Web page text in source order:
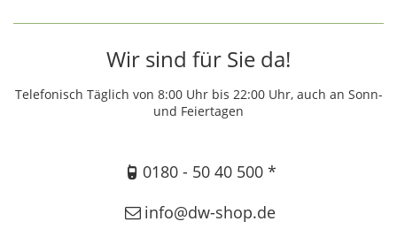
Wir sind für Sie da!
Telefonisch Täglich von 8:00 Uhr bis 22:00 Uhr, auch an Sonn-
und Feiertagen
0180 - 50 40 500 *
info@dw-shop.de